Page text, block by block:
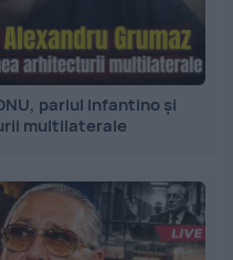
pariul Infantino și
multilaterale